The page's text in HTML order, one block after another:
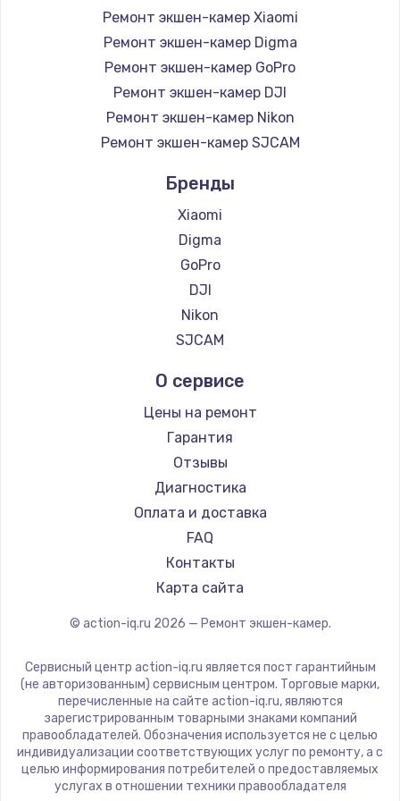
Ремонт экшен-камер Xiaomi
Ремонт экшен-камер Digma
Ремонт экшен-камер GoPro
Ремонт экшен-камер DJI
Ремонт экшен-камер Nikon
Ремонт экшен-камер SJCAM
Бренды
Xiaomi
Digma
GoPro
DJI
Nikon
SJCAM
О сервисе
Цены на ремонт
Гарантия
Отзывы
Диагностика
Оплата и доставка
FAQ
Контакты
Карта сайта
© action-iq.ru 2026 — Ремонт экшен-камер.
Сервисный центр action-iq.ru является пост гарантийным
(не авторизованным) сервисным центром. Торговые марки,
перечисленные на сайте action-iq.ru, являются
зарегистрированным товарными знаками компаний
правообладателей. Обозначения используется не с целью
индивидуализации соответствующих услуг по ремонту, а с
целью информирования потребителей о предоставляемых
услугах в отношении техники правообладателя